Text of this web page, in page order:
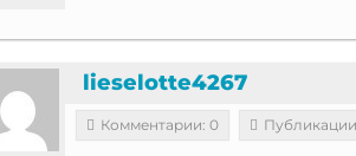
lieselotte4267
Комментарии: 0